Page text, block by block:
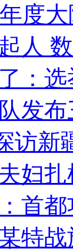
度
人
：
发
访新
妇
首
特